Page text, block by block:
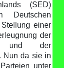
(SED)
Deutschen
einer
der
und der
Nun da sie in
unter